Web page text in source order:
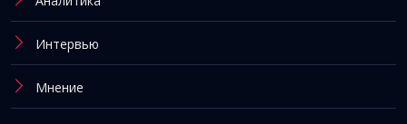
Интервью
Мнение